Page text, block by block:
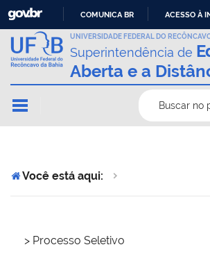
IR
PARA
O
CONTEÚDO
COMUNICA BR ACESSO À
UNIVERSIDADE FEDERAL DO
Superintendência de
Aberta e a
Buscar no
Você está aqui:
> Processo Seletivo